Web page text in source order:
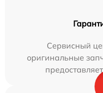
Сервисный
оригинальные